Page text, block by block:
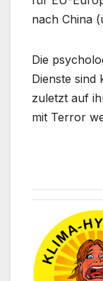
nach China
Die
Dienste
zuletzt auf
mit Terror